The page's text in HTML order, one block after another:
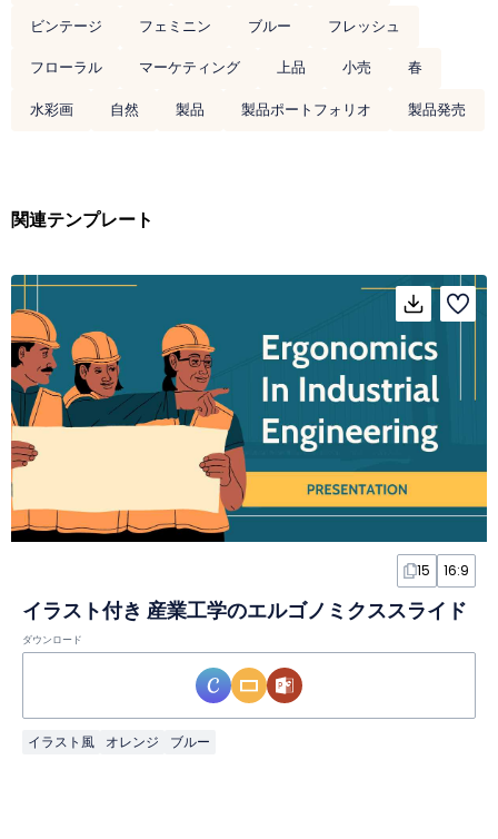
ビンテージ
フェミニン ブルー
フレッシュ
フローラル
マーケティング 上品 小売
春
水彩画
自然 製品 製品ポートフォリオ 製品発売
関連テンプレート
15 16:9
イラスト付き 産業工学のエルゴノミクススライド
ダウンロード
イラスト風 オレンジ ブルー